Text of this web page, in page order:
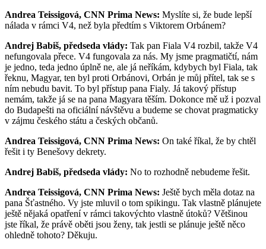
Andrea Teissigová, CNN Prima News: Myslíte si, že bude lepší
nálada v rámci V4, než byla předtím s Viktorem Orbánem?
Andrej Babiš, předseda vlády: Tak pan Fiala V4 rozbil, takže V4
nefungovala přece. V4 fungovala za nás. My jsme pragmatičtí, nám
je jedno, teda jedno úplně ne, ale já neříkám, kdybych byl Fiala, tak
řeknu, Magyar, ten byl proti Orbánovi, Orbán je můj přítel, tak se s
ním nebudu bavit. To byl přístup pana Fialy. Já takový přístup
nemám, takže já se na pana Magyara těším. Dokonce mě už i pozval
do Budapešti na oficiální návštěvu a budeme se chovat pragmaticky
v zájmu českého státu a českých občanů.
Andrea Teissigová, CNN Prima News: On také říkal, že by chtěl
řešit i ty Benešovy dekrety.
Andrej Babiš, předseda vlády: No to rozhodně nebudeme řešit.
Andrea Teissigová, CNN Prima News: Ještě bych měla dotaz na
pana Šťastného. Vy jste mluvil o tom spikingu. Tak vlastně plánujete
ještě nějaká opatření v rámci takovýchto vlastně útoků? Většinou
jste říkal, že právě oběti jsou ženy, tak jestli se plánuje ještě něco
ohledně tohoto? Děkuju.